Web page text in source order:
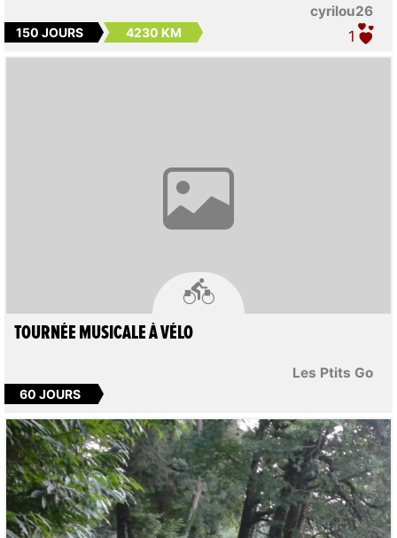
cyrilou26
150 JOURS 4230 KM 1

Les Ptits Go
TOURNÉE MUSICALE À VÉLO
60 JOURS